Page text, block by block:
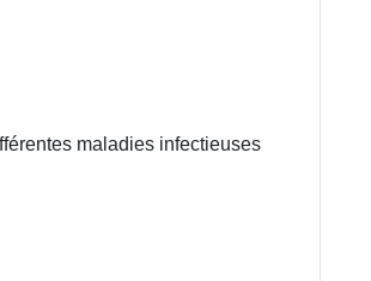
maladies infectieuses